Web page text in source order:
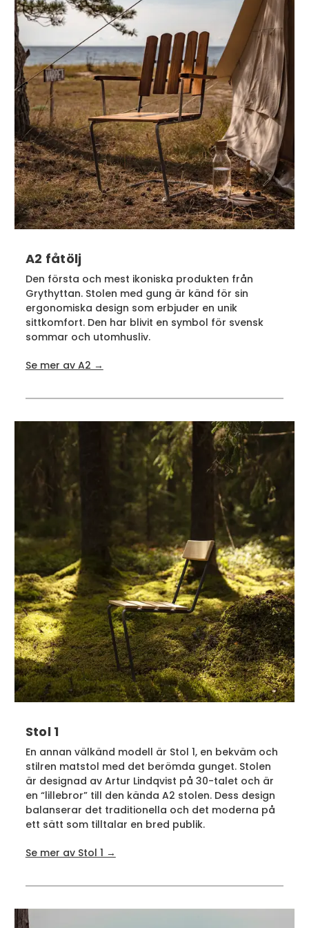
A2 fåtölj
Den första och mest ikoniska produkten från
Grythyttan. Stolen med gung är känd för sin
ergonomiska design som erbjuder en unik
sittkomfort. Den har blivit en symbol för svensk
sommar och utomhusliv.
Se mer av A2 →
Stol 1
En annan välkänd modell är Stol 1, en bekväm och
stilren matstol med det berömda gunget. Stolen
är designad av Artur Lindqvist på 30-talet och är
en “lillebror” till den kända A2 stolen. Dess design
balanserar det traditionella och det moderna på
ett sätt som tilltalar en bred publik.
Se mer av Stol 1 →